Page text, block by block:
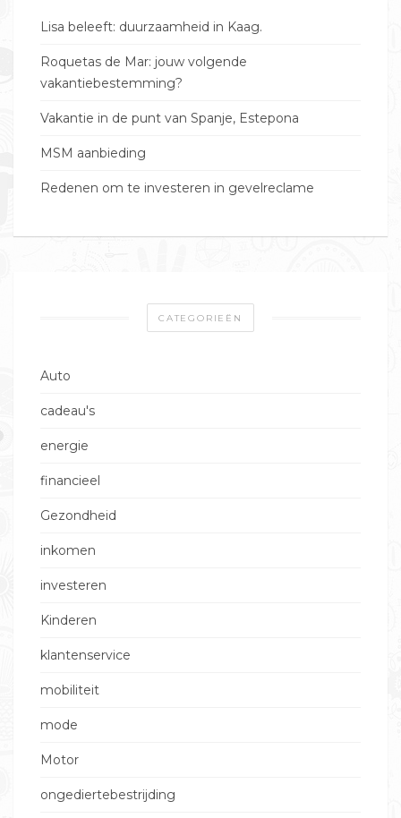
Lisa beleeft: duurzaamheid in Kaag.
Roquetas de Mar: jouw volgende
vakantiebestemming?
Vakantie in de punt van Spanje, Estepona
MSM aanbieding
Redenen om te investeren in gevelreclame
CATEGORIEËN
Auto
cadeau's
energie
financieel
Gezondheid
inkomen
investeren
Kinderen
klantenservice
mobiliteit
mode
Motor
ongediertebestrijding